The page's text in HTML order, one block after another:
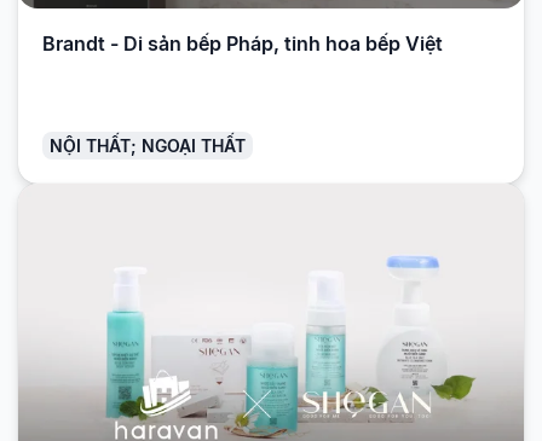
Brandt - Di sản bếp Pháp, tinh hoa bếp Việt
NỘI THẤT; NGOẠI THẤT